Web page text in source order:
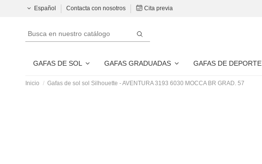
Español Contacta con nosotros Cita previa
GAFAS DE SOL GAFAS GRADUADAS GAFAS DE DEPORTE
Inicio Gafas de sol sol Silhouette - AVENTURA 3193 6030 MOCCA BR GRAD. 57